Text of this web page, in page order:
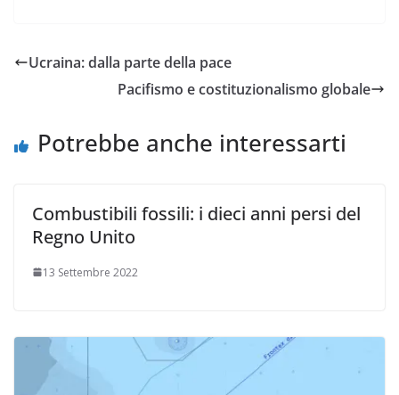
Ucraina: dalla parte della pace
Pacifismo e costituzionalismo globale
Potrebbe anche interessarti
Combustibili fossili: i dieci anni persi del
Regno Unito
13 Settembre 2022